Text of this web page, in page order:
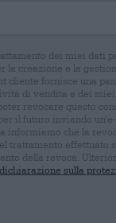
dei miei dati
la creazione e la
cliente fornisce una
di vendita e dei miei
revocare questo
il futuro inviando
informiamo che la
trattamento effettuato
della revoca.
dichiarazione sulla